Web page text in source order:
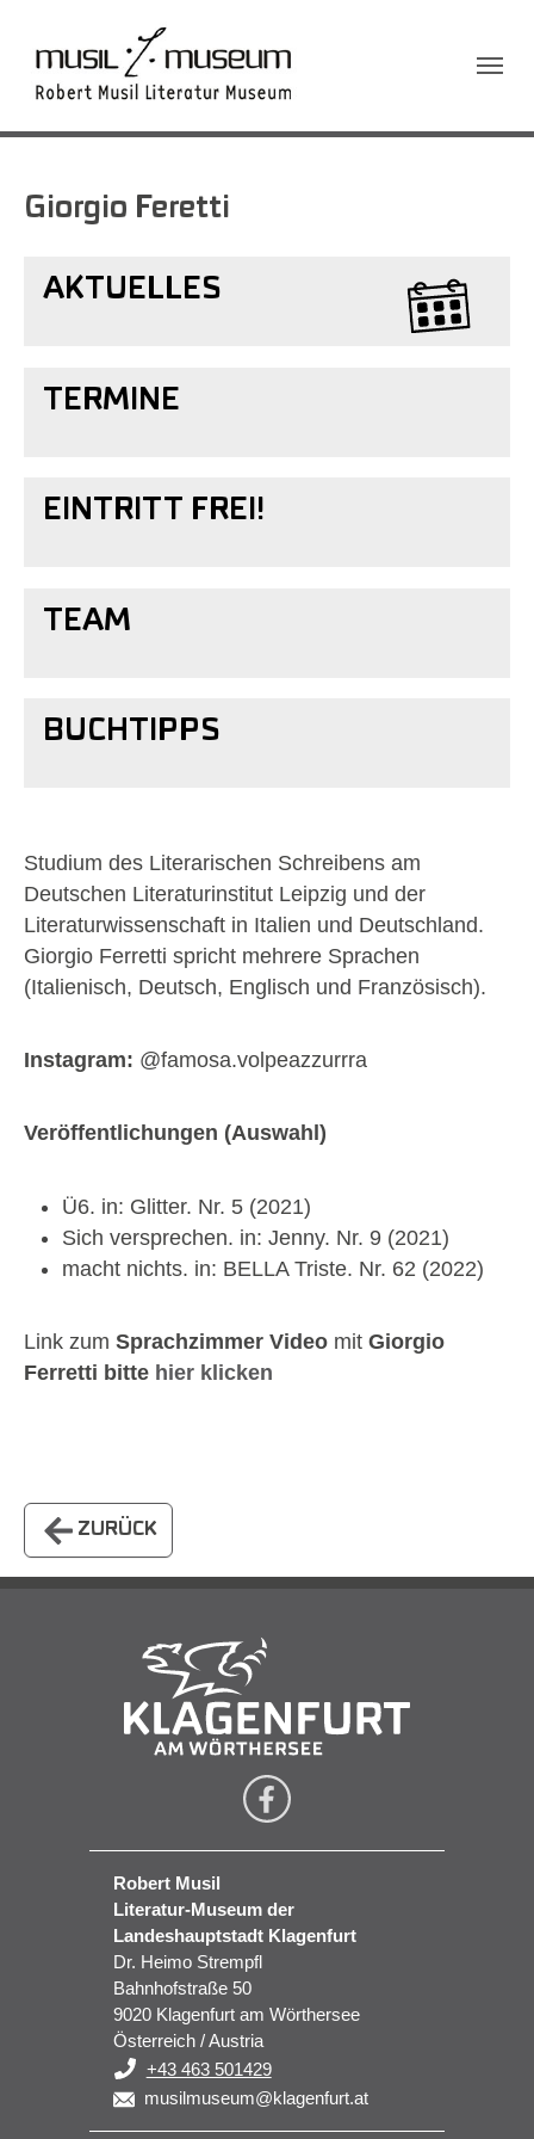
Giorgio Feretti
AKTUELLES
TERMINE
EINTRITT FREI!
TEAM
BUCHTIPPS
Studium des Literarischen Schreibens am
Deutschen Literaturinstitut Leipzig und der
Literaturwissenschaft in Italien und Deutschland.
Giorgio Ferretti spricht mehrere Sprachen
(Italienisch, Deutsch, Englisch und Französisch).
Instagram: @famosa.volpeazzurrra
Veröffentlichungen (Auswahl)
Ü6. in: Glitter. Nr. 5 (2021)
Sich versprechen. in: Jenny. Nr. 9 (2021)
macht nichts. in: BELLA Triste. Nr. 62 (2022)
Link zum Sprachzimmer Video mit Giorgio
Ferretti bitte hier klicken
ZURÜCK
Robert Musil
Literatur-Museum der
Landeshauptstadt Klagenfurt
Dr. Heimo Strempfl
Bahnhofstraße 50
9020 Klagenfurt am Wörthersee
Österreich / Austria
+43 463 501429
musilmuseum@klagenfurt.at